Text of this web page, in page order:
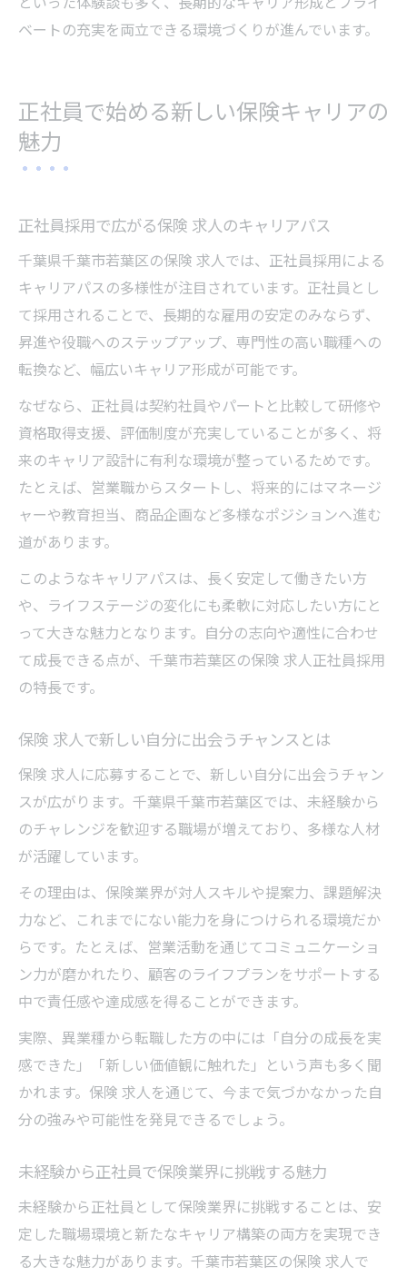
ベートの充実を両立できる環境づくりが進んでいます。
正社員で始める新しい保険キャリアの
魅力
正社員採用で広がる保険 求人のキャリアパス
千葉県千葉市若葉区の保険 求人では、正社員採用による
キャリアパスの多様性が注目されています。正社員とし
て採用されることで、長期的な雇用の安定のみならず、
昇進や役職へのステップアップ、専門性の高い職種への
転換など、幅広いキャリア形成が可能です。
なぜなら、正社員は契約社員やパートと比較して研修や
資格取得支援、評価制度が充実していることが多く、将
来のキャリア設計に有利な環境が整っているためです。
たとえば、営業職からスタートし、将来的にはマネージ
ャーや教育担当、商品企画など多様なポジションへ進む
道があります。
このようなキャリアパスは、長く安定して働きたい方
や、ライフステージの変化にも柔軟に対応したい方にと
って大きな魅力となります。自分の志向や適性に合わせ
て成長できる点が、千葉市若葉区の保険 求人正社員採用
の特長です。
保険 求人で新しい自分に出会うチャンスとは
保険 求人に応募することで、新しい自分に出会うチャン
スが広がります。千葉県千葉市若葉区では、未経験から
のチャレンジを歓迎する職場が増えており、多様な人材
が活躍しています。
その理由は、保険業界が対人スキルや提案力、課題解決
力など、これまでにない能力を身につけられる環境だか
らです。たとえば、営業活動を通じてコミュニケーショ
ン力が磨かれたり、顧客のライフプランをサポートする
中で責任感や達成感を得ることができます。
実際、異業種から転職した方の中には「自分の成長を実
感できた」「新しい価値観に触れた」という声も多く聞
かれます。保険 求人を通じて、今まで気づかなかった自
分の強みや可能性を発見できるでしょう。
未経験から正社員で保険業界に挑戦する魅力
未経験から正社員として保険業界に挑戦することは、安
定した職場環境と新たなキャリア構築の両方を実現でき
る大きな魅力があります。千葉市若葉区の保険 求人で